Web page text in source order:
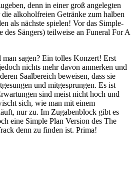
denn in einer groß angelegten
alkoholfreien Getränke zum halben
als nächste spielen! Vor das Simple-
Sängers) teilweise an Funeral For A
sagen? Ein tolles Konzert! Erst
nichts mehr davon anmerken und
Saalbereich beweisen, dass sie
und mitgesprungen. Es ist
sind meist nicht hoch und
sich, wie man mit einem
nur zu. Im Zugabenblock gibt es
eine Simple Plan Version des The
denn zu finden ist. Prima!